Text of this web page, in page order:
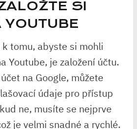
SI
YOUTUBE
tomu, abyste si mohli
Youtube, je založení účtu.
na Google, můžete
údaje pro přístup
ne, musíte se nejprve
je velmi snadné a rychlé.